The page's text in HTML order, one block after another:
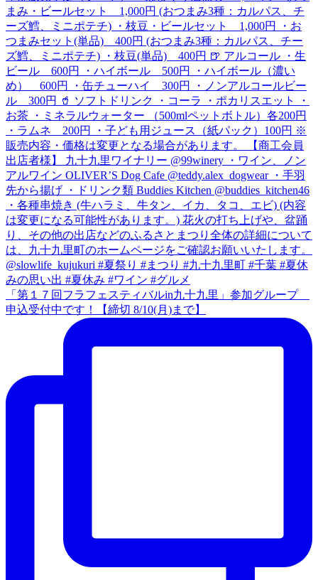
「第１７回フラフェスティバルin九十九里」参加グループ
申込受付中です！【締切 8/10(月)まで】